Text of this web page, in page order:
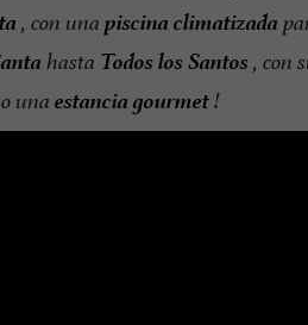
, con una piscina climatizada
hasta Todos los Santos , con
o una estanciagourmet!